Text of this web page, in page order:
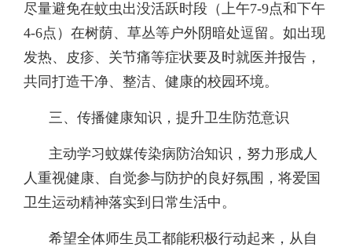
尽量避免在蚊虫出没活跃时段（上午7-9点和下午
4-6点）在树荫、草丛等户外阴暗处逗留。如出现
发热、皮疹、关节痛等症状要及时就医并报告，
共同打造干净、整洁、健康的校园环境。
三、传播健康知识，提升卫生防范意识
主动学习蚊媒传染病防治知识，努力形成人
人重视健康、自觉参与防护的良好氛围，将爱国
卫生运动精神落实到日常生活中。
希望全体师生员工都能积极行动起来，从自